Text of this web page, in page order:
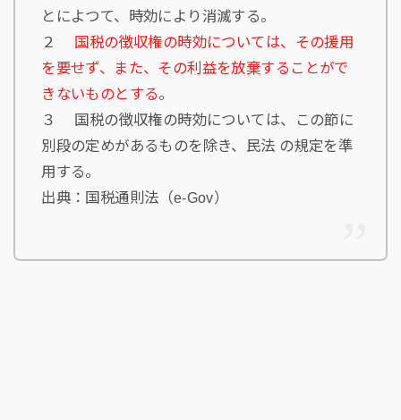
とによつて、時効により消滅する。
２ 国税の徴収権の時効については、その援用
を要せず、また、その利益を放棄することがで
きないものとする。
３ 国税の徴収権の時効については、この節に
別段の定めがあるものを除き、民法 の規定を準
用する。
出典：国税通則法（e-Gov）